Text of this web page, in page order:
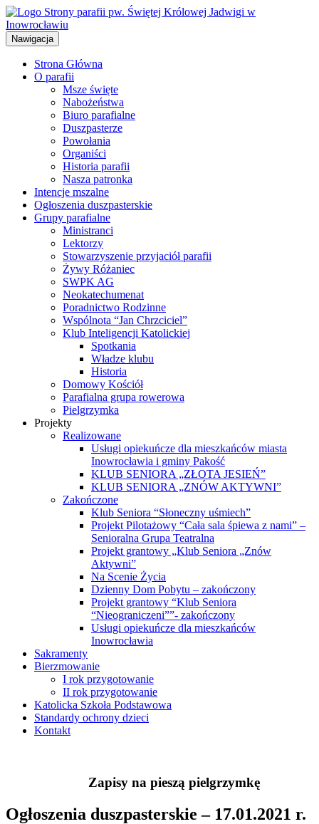
Przejdź
do
treści
Nawigacja
Strona Główna
O parafii
Msze święte
Nabożeństwa
Biuro parafialne
Duszpasterze
Powołania
Organiści
Historia parafii
Nasza patronka
Intencje mszalne
Ogłoszenia duszpasterskie
Grupy parafialne
Ministranci
Lektorzy
Stowarzyszenie przyjaciół parafii
Żywy Różaniec
SWPK AG
Neokatechumenat
Poradnictwo Rodzinne
Wspólnota “Jan Chrzciciel”
Klub Inteligencji Katolickiej
Spotkania
Władze klubu
Historia
Domowy Kościół
Parafialna grupa rowerowa
Pielgrzymka
Projekty
Realizowane
Usługi opiekuńcze dla mieszkańców miasta
Inowrocławia i gminy Pakość
KLUB SENIORA „ZŁOTA JESIEŃ”
KLUB SENIORA „ZNÓW AKTYWNI”
Zakończone
Klub Seniora “Słoneczny uśmiech”
Projekt Pilotażowy “Cała sala śpiewa z nami” –
Senioralna Grupa Teatralna
Projekt grantowy „Klub Seniora „Znów
Aktywni”
Na Scenie Życia
Dzienny Dom Pobytu – zakończony
Projekt grantowy “Klub Seniora
“Nieograniczeni””- zakończony
Usługi opiekuńcze dla mieszkańców
Inowrocławia
Sakramenty
Bierzmowanie
I rok przygotowanie
II rok przygotowanie
Katolicka Szkoła Podstawowa
Standardy ochrony dzieci
Kontakt
Zapisy na pieszą pielgrzymkę
Ogłoszenia duszpasterskie – 17.01.2021 r.